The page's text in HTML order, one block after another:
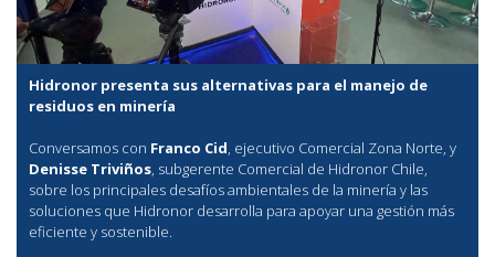
Hidronor presenta sus alternativas para el manejo de
residuos en minería
Conversamos con Franco Cid, ejecutivo Comercial Zona Norte, y
Denisse Triviños, subgerente Comercial de Hidronor Chile,
sobre los principales desafíos ambientales de la minería y las
soluciones que Hidronor desarrolla para apoyar una gestión más
eficiente y sostenible.